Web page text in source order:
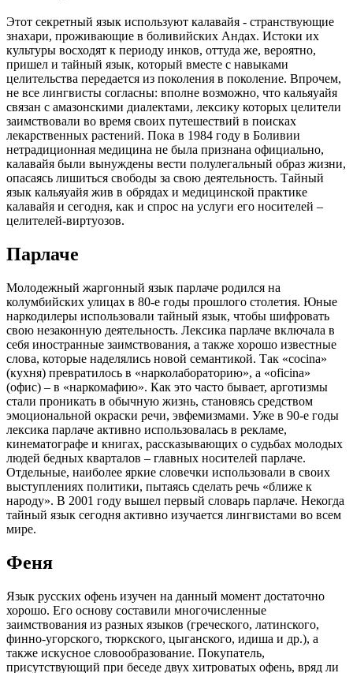
Этот секретный язык используют калавайя - странствующие
знахари, проживающие в боливийских Андах. Истоки их
культуры восходят к периоду инков, оттуда же, вероятно,
пришел и тайный язык, который вместе с навыками
целительства передается из поколения в поколение. Впрочем,
не все лингвисты согласны: вполне возможно, что кальяуайя
связан с амазонскими диалектами, лексику которых целители
заимствовали во время своих путешествий в поисках
лекарственных растений. Пока в 1984 году в Боливии
нетрадиционная медицина не была признана официально,
калавайя были вынуждены вести полулегальный образ жизни,
опасаясь лишиться свободы за свою деятельность. Тайный
язык кальяуайя жив в обрядах и медицинской практике
калавайя и сегодня, как и спрос на услуги его носителей –
целителей-виртуозов.
Парлаче
Молодежный жаргонный язык парлаче родился на
колумбийских улицах в 80-е годы прошлого столетия. Юные
наркодилеры использовали тайный язык, чтобы шифровать
свою незаконную деятельность. Лексика парлаче включала в
себя иностранные заимствования, а также хорошо известные
слова, которые наделялись новой семантикой. Так «cocina»
(кухня) превратилось в «нарколабораторию», а «oficina»
(офис) – в «наркомафию». Как это часто бывает, арготизмы
стали проникать в обычную жизнь, становясь средством
эмоциональной окраски речи, эвфемизмами. Уже в 90-е годы
лексика парлаче активно использовалась в рекламе,
кинематографе и книгах, рассказывающих о судьбах молодых
людей бедных кварталов – главных носителей парлаче.
Отдельные, наиболее яркие словечки использовали в своих
выступлениях политики, пытаясь сделать речь «ближе к
народу». В 2001 году вышел первый словарь парлаче. Некогда
тайный язык сегодня активно изучается лингвистами во всем
мире.
Феня
Язык русских офень изучен на данный момент достаточно
хорошо. Его основу составили многочисленные
заимствования из разных языков (греческого, латинского,
финно-угорского, тюркского, цыганского, идиша и др.), а
также искусное словообразование. Покупатель,
присутствующий при беседе двух хитроватых офень, вряд ли